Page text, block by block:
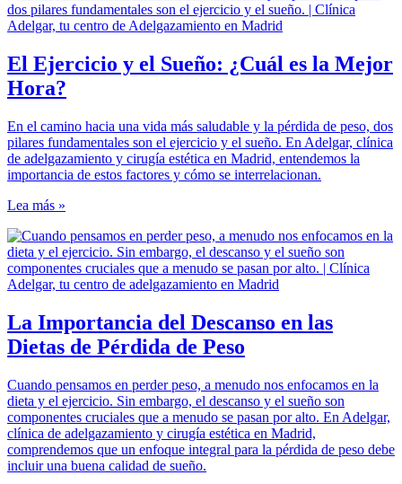
El Ejercicio y el Sueño: ¿Cuál es la Mejor
Hora?
En el camino hacia una vida más saludable y la pérdida de peso, dos
pilares fundamentales son el ejercicio y el sueño. En Adelgar, clínica
de adelgazamiento y cirugía estética en Madrid, entendemos la
importancia de estos factores y cómo se interrelacionan.
Lea más »
La Importancia del Descanso en las
Dietas de Pérdida de Peso
Cuando pensamos en perder peso, a menudo nos enfocamos en la
dieta y el ejercicio. Sin embargo, el descanso y el sueño son
componentes cruciales que a menudo se pasan por alto. En Adelgar,
clínica de adelgazamiento y cirugía estética en Madrid,
comprendemos que un enfoque integral para la pérdida de peso debe
incluir una buena calidad de sueño.